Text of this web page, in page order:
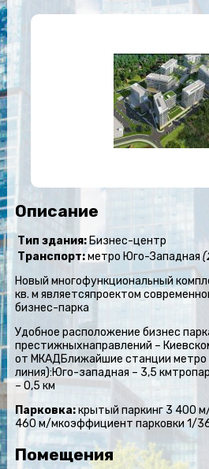
Описание
Тип здания:Бизнес-центр
Транспорт:метро Юго-Западная
Новый многофункциональный
кв. м являетсяпроектом
бизнес-парка
Удобное расположение бизнес
престижныхнаправлений –
от МКАДБлижайшие станции метро
линия):Юго-западная – 3,5
– 0,5 км
Парковка:крытый паркинг 3 400
460 м/мкоэффициент парковки 1/
Помещения